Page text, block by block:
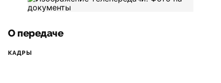
О передаче
КАДРЫ